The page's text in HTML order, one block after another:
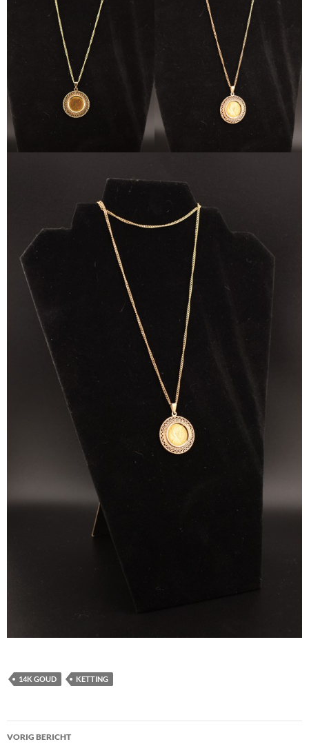
14K GOUD KETTING
Berichtnavigatie
VORIG BERICHT